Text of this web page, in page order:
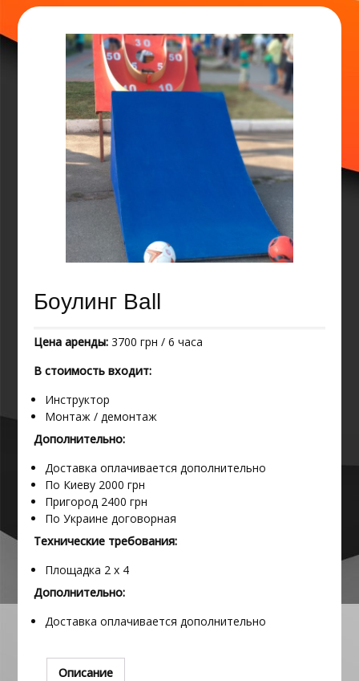
Боулинг Ball
Цена аренды:3700 грн / 6 часа
В стоимость входит:
Инструктор
Монтаж / демонтаж
Дополнительно:
Доставка оплачивается дополнительно
По Киеву 2000 грн
Пригород 2400 грн
По Украине договорная
Технические требования:
Площадка 2 х 4
Дополнительно:
Доставка оплачивается дополнительно
Описание